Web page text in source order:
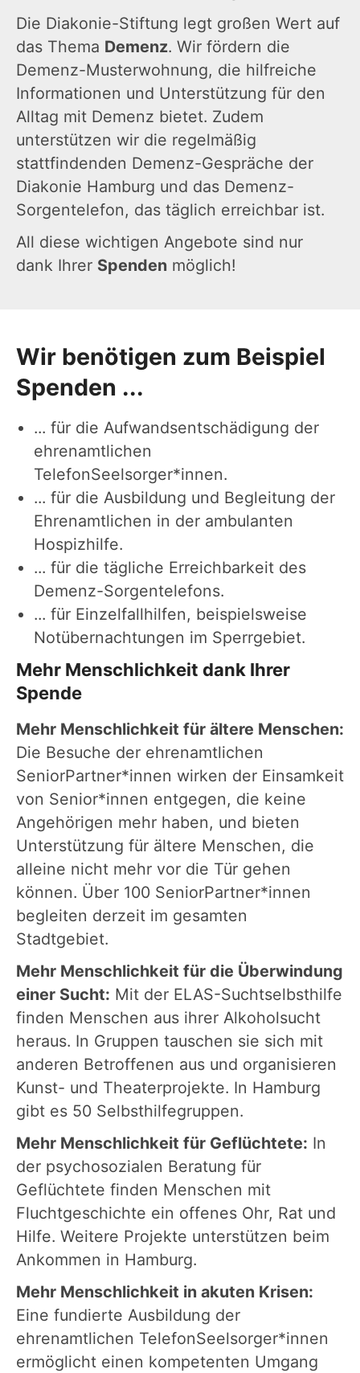
Die Diakonie-Stiftung legt großen Wert auf
das Thema Demenz. Wir fördern die
Demenz-Musterwohnung, die hilfreiche
Informationen und Unterstützung für den
Alltag mit Demenz bietet. Zudem
unterstützen wir die regelmäßig
stattfindenden Demenz-Gespräche der
Diakonie Hamburg und das Demenz-
Sorgentelefon, das täglich erreichbar ist.
All diese wichtigen Angebote sind nur
dank Ihrer Spenden möglich!
Wir benötigen zum Beispiel
Spenden ...
... für die Aufwandsentschädigung der
ehrenamtlichen
TelefonSeelsorger*innen.
... für die Ausbildung und Begleitung der
Ehrenamtlichen in der ambulanten
Hospizhilfe.
... für die tägliche Erreichbarkeit des
Demenz-Sorgentelefons.
... für Einzelfallhilfen, beispielsweise
Notübernachtungen im Sperrgebiet.
Mehr Menschlichkeit dank Ihrer
Spende
Mehr Menschlichkeit für ältere Menschen:
Die Besuche der ehrenamtlichen
SeniorPartner*innen wirken der Einsamkeit
von Senior*innen entgegen, die keine
Angehörigen mehr haben, und bieten
Unterstützung für ältere Menschen, die
alleine nicht mehr vor die Tür gehen
können. Über 100 SeniorPartner*innen
begleiten derzeit im gesamten
Stadtgebiet.
Mehr Menschlichkeit für die Überwindung
einer Sucht: Mit der ELAS-Suchtselbsthilfe
finden Menschen aus ihrer Alkoholsucht
heraus. In Gruppen tauschen sie sich mit
anderen Betroffenen aus und organisieren
Kunst- und Theaterprojekte. In Hamburg
gibt es 50 Selbsthilfegruppen.
Mehr Menschlichkeit für Geflüchtete: In
der psychosozialen Beratung für
Geflüchtete finden Menschen mit
Fluchtgeschichte ein offenes Ohr, Rat und
Hilfe. Weitere Projekte unterstützen beim
Ankommen in Hamburg.
Mehr Menschlichkeit in akuten Krisen:
Eine fundierte Ausbildung der
ehrenamtlichen TelefonSeelsorger*innen
ermöglicht einen kompetenten Umgang